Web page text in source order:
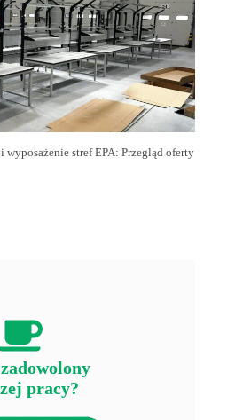
wyposażenie stref EPA: Przegląd oferty
pracy?